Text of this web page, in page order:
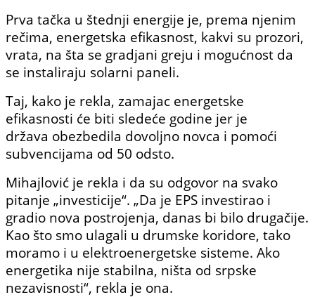
Prva tačka u štednji energije je, prema njenim
rečima, energetska efikasnost, kakvi su prozori,
vrata, na šta se gradjani greju i mogućnost da
se instaliraju solarni paneli.
Taj, kako je rekla, zamajac energetske
efikasnosti će biti sledeće godine jer je
država obezbedila dovoljno novca i pomoći
subvencijama od 50 odsto.
Mihajlović je rekla i da su odgovor na svako
pitanje „investicije“. „Da je EPS investirao i
gradio nova postrojenja, danas bi bilo drugačije.
Kao što smo ulagali u drumske koridore, tako
moramo i u elektroenergetske sisteme. Ako
energetika nije stabilna, ništa od srpske
nezavisnosti“, rekla je ona.